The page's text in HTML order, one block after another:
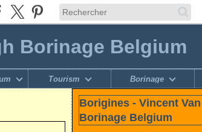
Borinage Belgium
Tourism Borinage
Borigines - Vincent
Borinage Belgium